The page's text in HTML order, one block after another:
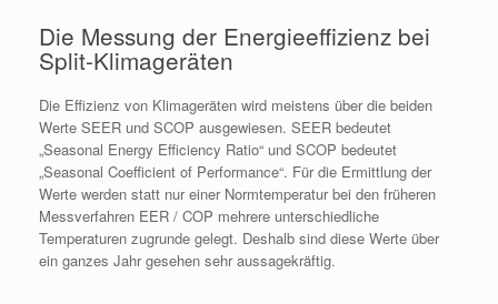
Die Messung der Energieeffizienz bei
Split-Klimageräten
Die Effizienz von Klimageräten wird meistens über die beiden
Werte SEER und SCOP ausgewiesen. SEER bedeutet
„Seasonal Energy Efficiency Ratio“ und SCOP bedeutet
„Seasonal Coefficient of Performance“. Für die Ermittlung der
Werte werden statt nur einer Normtemperatur bei den früheren
Messverfahren EER / COP mehrere unterschiedliche
Temperaturen zugrunde gelegt. Deshalb sind diese Werte über
ein ganzes Jahr gesehen sehr aussagekräftig.